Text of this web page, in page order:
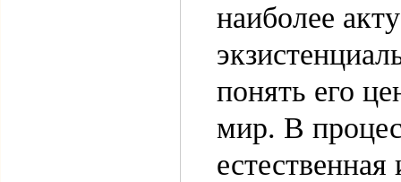
наиболее
понять его
мир. В